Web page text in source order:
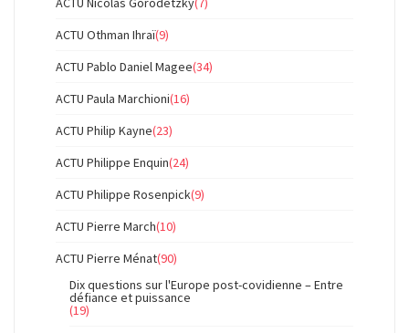
ACTU Othman Ihraï(9)
ACTU Pablo Daniel Magee(34)
ACTU Paula Marchioni(16)
ACTU Philip Kayne(23)
ACTU Philippe Enquin(24)
ACTU Philippe Rosenpick(9)
ACTU Pierre March(10)
ACTU Pierre Ménat(90)
Dix questions sur l'Europe post-covidienne – Entre
défiance et puissance
(19)